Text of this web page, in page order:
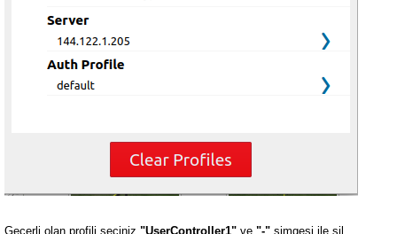
Geçerli olan profili seçiniz "UserController1" ve "-" simgesi ile sil